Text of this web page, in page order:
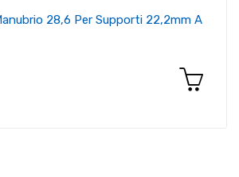
28,6 Per Supporti 22,2mm A